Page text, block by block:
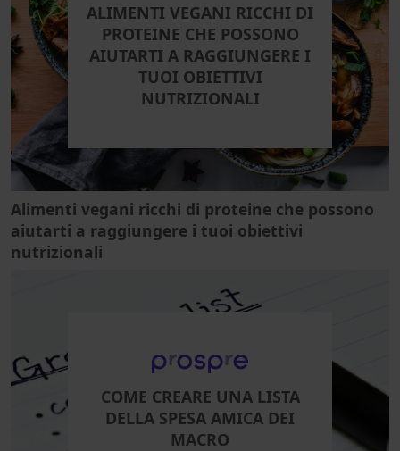
ALIMENTI VEGANI RICCHI DI
PROTEINE CHE POSSONO
AIUTARTI A RAGGIUNGERE I
TUOI OBIETTIVI
NUTRIZIONALI
Alimenti vegani ricchi di proteine che possono
aiutarti a raggiungere i tuoi obiettivi
nutrizionali
COME CREARE UNA LISTA
DELLA SPESA AMICA DEI
MACRO